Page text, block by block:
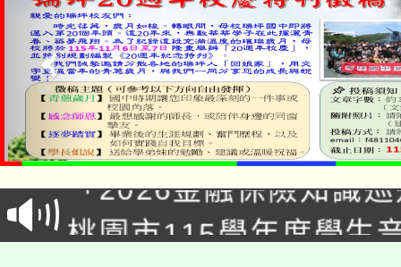
公告本校115學年度第
代理(課)教師甄選結果(
「2026金融保險知識
車」活動
桃園市115學年度學生